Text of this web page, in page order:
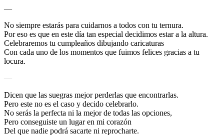
—
No siempre estarás para cuidarnos a todos con tu ternura.
Por eso es que en este día tan especial decidimos estar a la altura.
Celebraremos tu cumpleaños dibujando caricaturas
Con cada uno de los momentos que fuimos felices gracias a tu
locura.
—
Dicen que las suegras mejor perderlas que encontrarlas.
Pero este no es el caso y decido celebrarlo.
No serás la perfecta ni la mejor de todas las opciones,
Pero conseguiste un lugar en mi corazón
Del que nadie podrá sacarte ni reprocharte.